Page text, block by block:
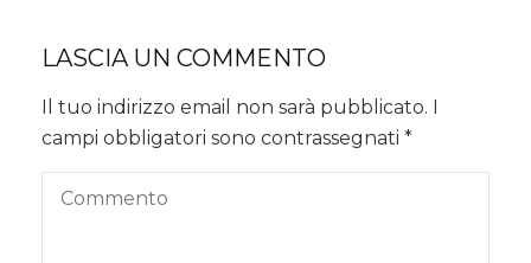
LASCIA UN COMMENTO
Il tuo indirizzo email non sarà pubblicato. I
campi obbligatori sono contrassegnati *